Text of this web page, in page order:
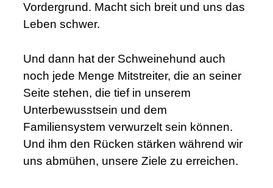
Vordergrund. Macht sich breit und uns das
Leben schwer.
Und dann hat der Schweinehund auch
noch jede Menge Mitstreiter, die an seiner
Seite stehen, die tief in unserem
Unterbewusstsein und dem
Familiensystem verwurzelt sein können.
Und ihm den Rücken stärken während wir
uns abmühen, unsere Ziele zu erreichen.